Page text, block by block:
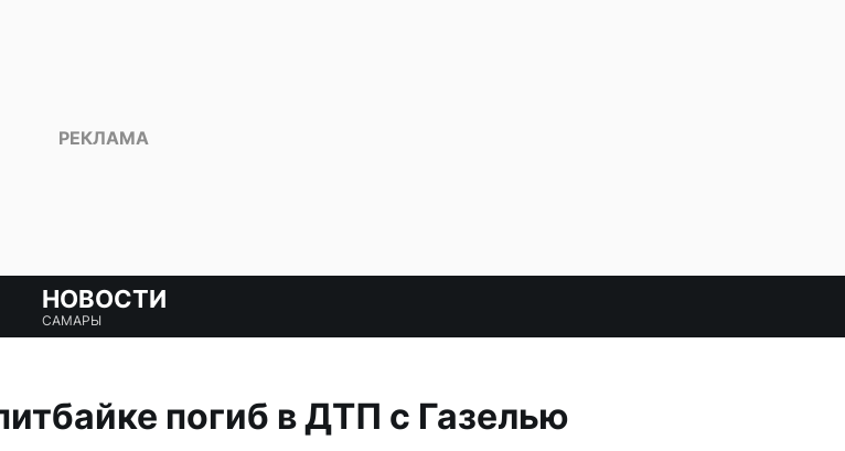
НОВОСТИ
САМАРЫ
погиб в ДТП с Газелью